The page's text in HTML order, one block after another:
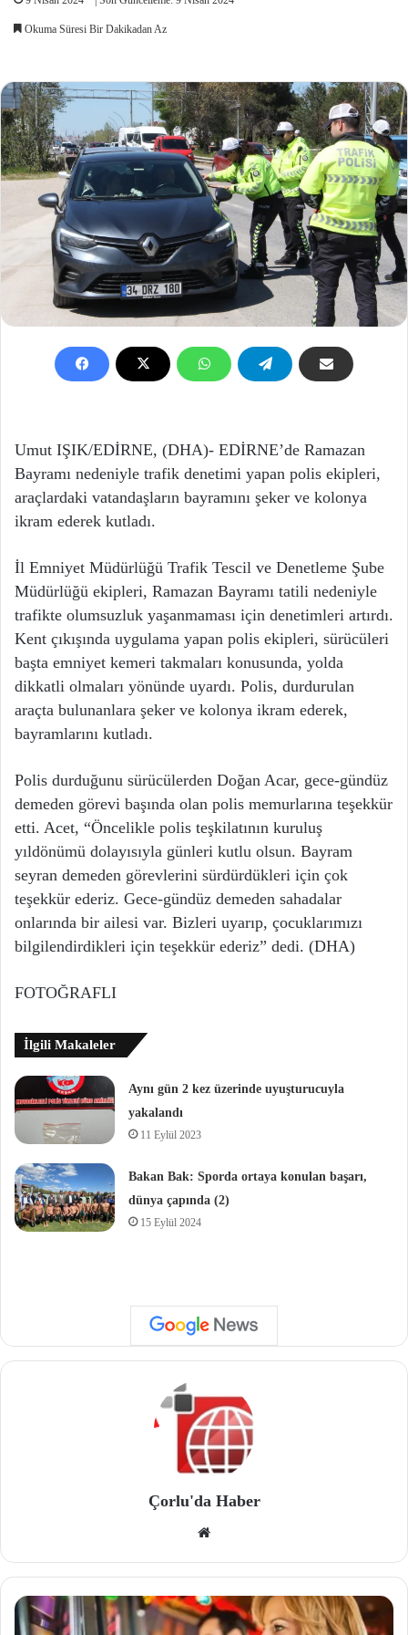
Okuma Süresi Bir Dakikadan Az
Umut IŞIK/EDİRNE, (DHA)- EDİRNE’de Ramazan
Bayramı nedeniyle trafik denetimi yapan polis ekipleri,
araçlardaki vatandaşların bayramını şeker ve kolonya
ikram ederek kutladı.
İl Emniyet Müdürlüğü Trafik Tescil ve Denetleme Şube
Müdürlüğü ekipleri, Ramazan Bayramı tatili nedeniyle
trafikte olumsuzluk yaşanmaması için denetimleri artırdı.
Kent çıkışında uygulama yapan polis ekipleri, sürücüleri
başta emniyet kemeri takmaları konusunda, yolda
dikkatli olmaları yönünde uyardı. Polis, durdurulan
araçta bulunanlara şeker ve kolonya ikram ederek,
bayramlarını kutladı.
Polis durduğunu sürücülerden Doğan Acar, gece-gündüz
demeden görevi başında olan polis memurlarına teşekkür
etti. Acet, “Öncelikle polis teşkilatının kuruluş
yıldönümü dolayısıyla günleri kutlu olsun. Bayram
seyran demeden görevlerini sürdürdükleri için çok
teşekkür ederiz. Gece-gündüz demeden sahadalar
onlarında bir ailesi var. Bizleri uyarıp, çocuklarımızı
bilgilendirdikleri için teşekkür ederiz” dedi. (DHA)
FOTOĞRAFLI
İlgili Makaleler
Aynı gün 2 kez üzerinde uyuşturucuyla
yakalandı
11 Eylül 2023
Bakan Bak: Sporda ortaya konulan başarı,
dünya çapında (2)
15 Eylül 2024
Çorlu'da Haber
site
si